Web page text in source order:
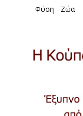
Φύση - Ζώα